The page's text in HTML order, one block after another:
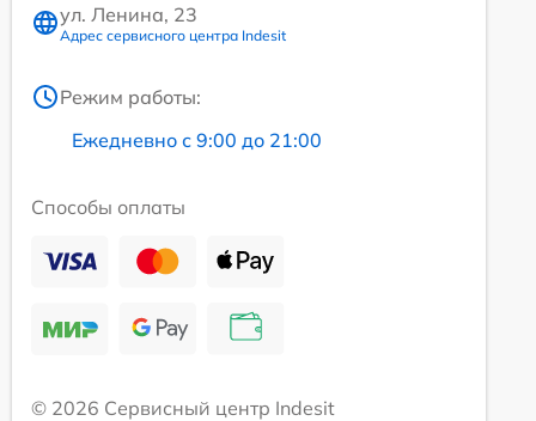
ул. Ленина, 23
Адрес сервисного центра Indesit
Режим работы:
Ежедневно с 9:00 до 21:00
Способы оплаты
© 2026 Сервисный центр Indesit